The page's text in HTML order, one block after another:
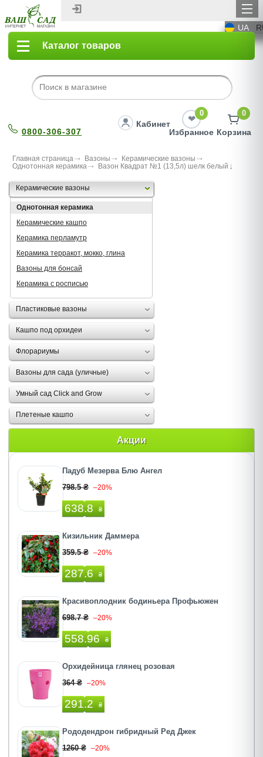
UA
Каталог товаров
0800-306-307
Кабинет
0
Избранное
0
Корзина
Главная страница Вазоны
Керамические вазоны
Однотонная керамика
Вазон Квадрат №1 (13,5л) шелк белый
Керамические вазоны
Однотонная керамика
Керамические кашпо
Керамика перламутр
Керамика терракот, мокко, глина
Вазоны для бонсай
Керамика с росписью
Пластиковые вазоны
Кашпо под орхидеи
Флорариумы
Вазоны для сада (уличные)
Умный сад Click and Grow
Плетеные кашпо
Акции
Падуб Мезерва Блю Ангел
798.5 ₴ –20%
638.8 ₴
Кизильник Даммера
359.5 ₴ –20%
287.6 ₴
Красивоплодник бодиньера Профьюжен
698.7 ₴ –20%
558.96 ₴
Орхидейница глянец розовая
364 ₴ –20%
291.2 ₴
Рододендрон гибридный Ред Джек
1260 ₴ –20%